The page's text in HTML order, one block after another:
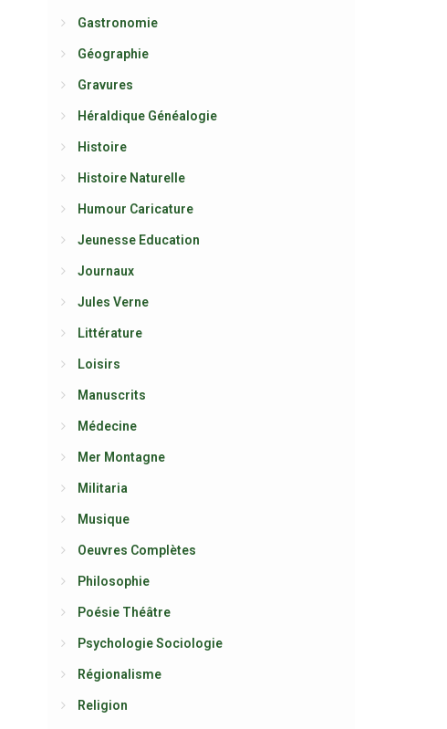
Gastronomie
Géographie
Gravures
Héraldique Généalogie
Histoire
Histoire Naturelle
Humour Caricature
Jeunesse Education
Journaux
Jules Verne
Littérature
Loisirs
Manuscrits
Médecine
Mer Montagne
Militaria
Musique
Oeuvres Complètes
Philosophie
Poésie Théâtre
Psychologie Sociologie
Régionalisme
Religion